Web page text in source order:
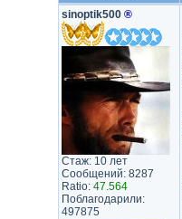
sinoptik500 ®
Стаж: 10 лет
Сообщений: 8287
Ratio: 47.564
Поблагодарили:
497875